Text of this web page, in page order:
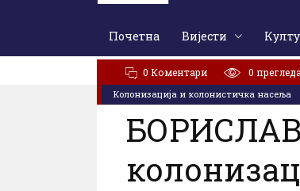
Почетна Вијести
АКТУЕЛНО:
На Бусијама парастосом и
Колонизација и колонистичка насеља
0 Коментари 0 прегледа